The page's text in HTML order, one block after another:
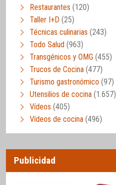
Restaurantes (120)
Taller I+D (25)
Técnicas culinarias (243)
Todo Salud (963)
Transgénicos y OMG (455)
Trucos de Cocina (477)
Turismo gastronómico (97)
Utensilios de cocina (1.657)
Vídeos (405)
Vídeos de cocina (496)
Publicidad